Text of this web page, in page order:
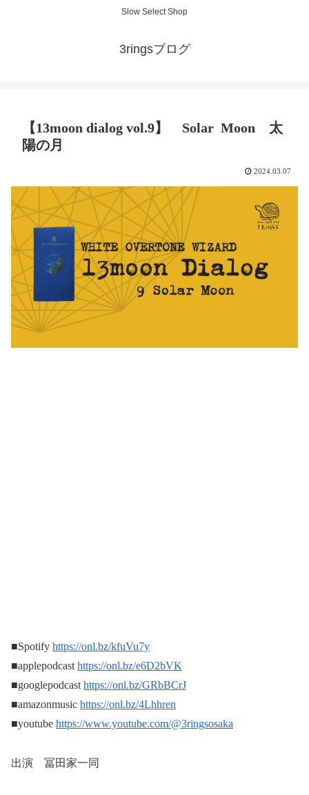
Slow Select Shop
3ringsブログ
【13moon dialog vol.9】 Solar Moon 太
陽の月
2024.03.07
■Spotify https://onl.bz/kfuVu7y
■︎applepodcast https://onl.bz/e6D2bVK
■googlepodcast https://onl.bz/GRbBCrJ
■amazonmusic https://onl.bz/4Lhhren
■youtube https://www.youtube.com/@3ringsosaka
出演 冨田家一同